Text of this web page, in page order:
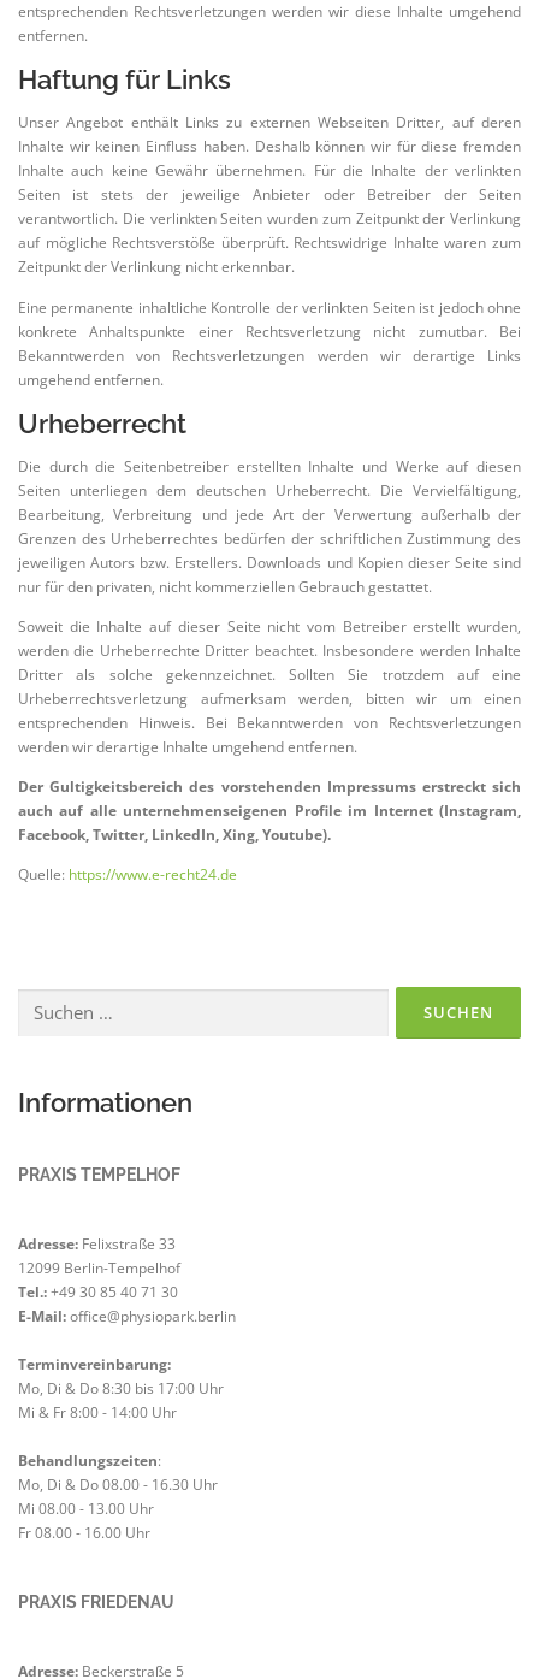
entsprechenden Rechtsverletzungen werden wir diese Inhalte umgehend
entfernen.
Haftung für Links
Unser Angebot enthält Links zu externen Webseiten Dritter, auf deren
Inhalte wir keinen Einfluss haben. Deshalb können wir für diese fremden
Inhalte auch keine Gewähr übernehmen. Für die Inhalte der verlinkten
Seiten ist stets der jeweilige Anbieter oder Betreiber der Seiten
verantwortlich. Die verlinkten Seiten wurden zum Zeitpunkt der Verlinkung
auf mögliche Rechtsverstöße überprüft. Rechtswidrige Inhalte waren zum
Zeitpunkt der Verlinkung nicht erkennbar.
Eine permanente inhaltliche Kontrolle der verlinkten Seiten ist jedoch ohne
konkrete Anhaltspunkte einer Rechtsverletzung nicht zumutbar. Bei
Bekanntwerden von Rechtsverletzungen werden wir derartige Links
umgehend entfernen.
Urheberrecht
Die durch die Seitenbetreiber erstellten Inhalte und Werke auf diesen
Seiten unterliegen dem deutschen Urheberrecht. Die Vervielfältigung,
Bearbeitung, Verbreitung und jede Art der Verwertung außerhalb der
Grenzen des Urheberrechtes bedürfen der schriftlichen Zustimmung des
jeweiligen Autors bzw. Erstellers. Downloads und Kopien dieser Seite sind
nur für den privaten, nicht kommerziellen Gebrauch gestattet.
Soweit die Inhalte auf dieser Seite nicht vom Betreiber erstellt wurden,
werden die Urheberrechte Dritter beachtet. Insbesondere werden Inhalte
Dritter als solche gekennzeichnet. Sollten Sie trotzdem auf eine
Urheberrechtsverletzung aufmerksam werden, bitten wir um einen
entsprechenden Hinweis. Bei Bekanntwerden von Rechtsverletzungen
werden wir derartige Inhalte umgehend entfernen.
Der Gultigkeitsbereich des vorstehenden Impressums erstreckt sich
auch auf alle unternehmenseigenen Profile im Internet (Instagram,
Facebook, Twitter, LinkedIn, Xing, Youtube).
Quelle: https://www.e-recht24.de
nach:
Informationen
PRAXIS TEMPELHOF
Adresse: Felixstraße 33
12099 Berlin-Tempelhof
Tel.:+49 30 85 40 71 30
E-Mail:office@physiopark.berlin
Terminvereinbarung:
Mo, Di & Do 8:30 bis 17:00 Uhr
Mi & Fr 8:00 - 14:00 Uhr
Behandlungszeiten:
Mo, Di & Do 08.00 - 16.30 Uhr
Mi 08.00 - 13.00 Uhr
Fr 08.00 - 16.00 Uhr
PRAXIS FRIEDENAU
Adresse: Beckerstraße 5